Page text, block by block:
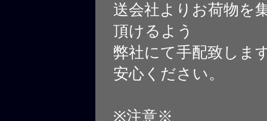
送会社よりお荷物を
頂けるよう
弊社にて手配致しま
安心ください。
※注意※